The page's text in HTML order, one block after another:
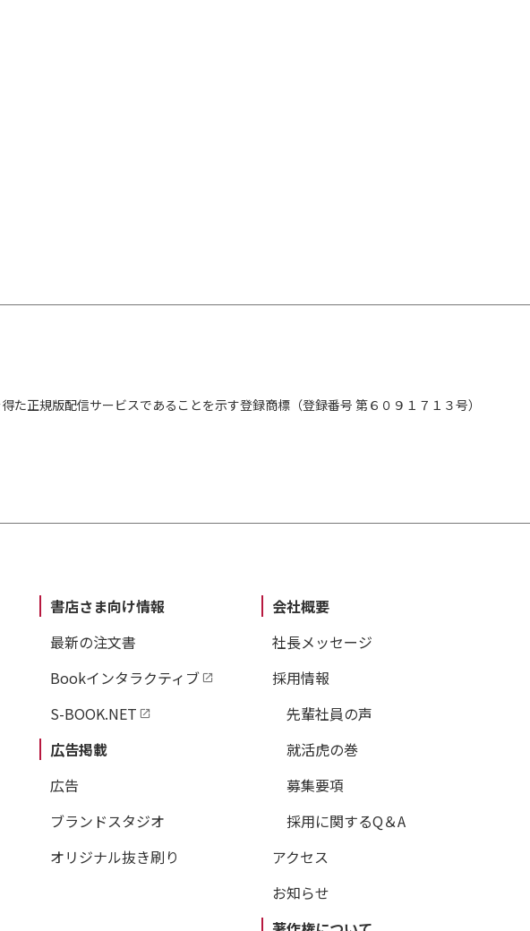
正規版配信サービスであることを示す登録商標（登録番号 第６０９１７１３号）
書店さま向け情報
最新の注文書
Bookインタラクティブ
S-BOOK.NET
広告掲載
広告
ブランドスタジオ
オリジナル抜き刷り
会社概要
社長メッセージ
採用情報
先輩社員の声
就活虎の巻
募集要項
採用に関するQ＆A
アクセス
お知らせ